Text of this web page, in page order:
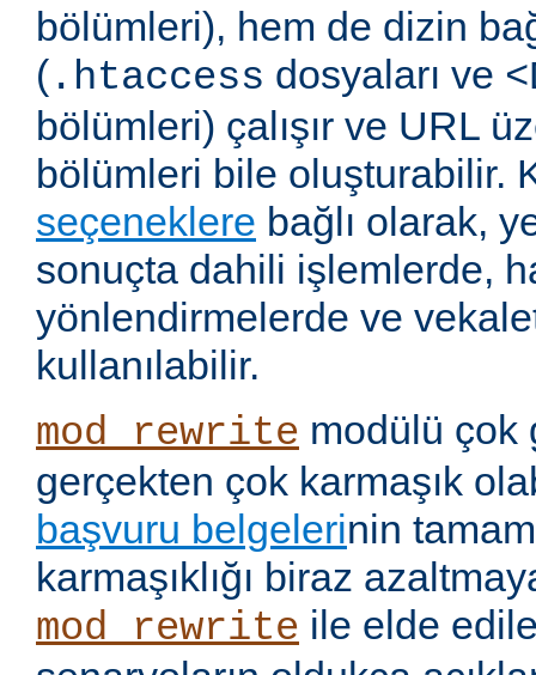
bölümleri), hem de dizin
( .htaccess dosyaları ve
bölümleri) çalışır ve URL
bölümleri bile oluşturabilir.
seçeneklere bağlı olarak,
sonuçta dahili işlemlerde,
yönlendirmelerde ve
kullanılabilir.
mod_rewrite modülü çok
gerçekten çok karmaşık
başvuru belgelerinin
karmaşıklığı biraz
mod_rewrite ile elde